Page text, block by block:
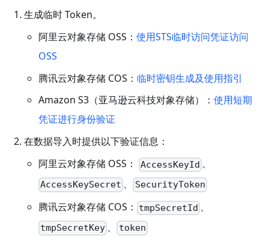
生成临时 Token。
阿里云对象存储 OSS： 使用STS临时访问凭证访问
OSS
腾讯云对象存储 COS： 临时密钥生成及使用指引
Amazon S3（亚马逊云科技对象存储）： 使用短期
凭证进行身份验证
在数据导入时提供以下验证信息：
阿里云对象存储 OSS：
AccessKeyId 、
AccessKeySecret 、 SecurityToken
腾讯云对象存储 COS： tmpSecretId 、
tmpSecretKey 、 token